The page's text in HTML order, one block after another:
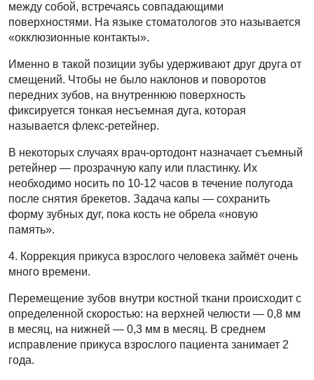
между собой, встречаясь совпадающими
поверхностями. На языке стоматологов это называется
«окклюзионные контакты».
Именно в такой позиции зубы удерживают друг друга от
смещений. Чтобы не было наклонов и поворотов
передних зубов, на внутреннюю поверхность
фиксируется тонкая несъемная дуга, которая
называется флекс-ретейнер.
В некоторых случаях врач-ортодонт назначает съемный
ретейнер — прозрачную капу или пластинку. Их
необходимо носить по 10-12 часов в течение полугода
после снятия брекетов. Задача капы — сохранить
форму зубных дуг, пока кость не обрела «новую
память».
4. Коррекция прикуса взрослого человека займёт очень
много времени.
Перемещение зубов внутри костной ткани происходит с
определенной скоростью: на верхней челюсти — 0,8 мм
в месяц, на нижней — 0,3 мм в месяц. В среднем
исправление прикуса взрослого пациента занимает 2
года.